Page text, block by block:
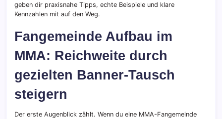
geben dir praxisnahe Tipps, echte Beispiele und klare
Kennzahlen mit auf den Weg.
Fangemeinde Aufbau im
MMA: Reichweite durch
gezielten Banner-Tausch
steigern
Der erste Augenblick zählt. Wenn du eine MMA-Fangemeinde